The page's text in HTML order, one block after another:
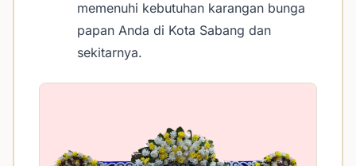
memenuhi kebutuhan karangan bunga
papan Anda di Kota Sabang dan
sekitarnya.